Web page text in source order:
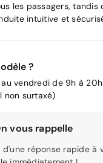
les passagers, tandis
intuitive et
?
vendredi de 9h à 20h
non surtaxé)
vous rappelle
d'une réponse rapide à